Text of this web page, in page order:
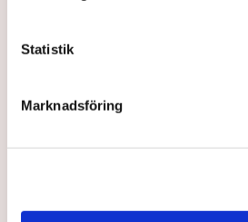
Statistik
Marknadsföring
brottsmisstankar kopplade.
Polisen använder drönare och
för att dokumentera bevis.
Polisen, som befinner sig på
för att
och personalen.